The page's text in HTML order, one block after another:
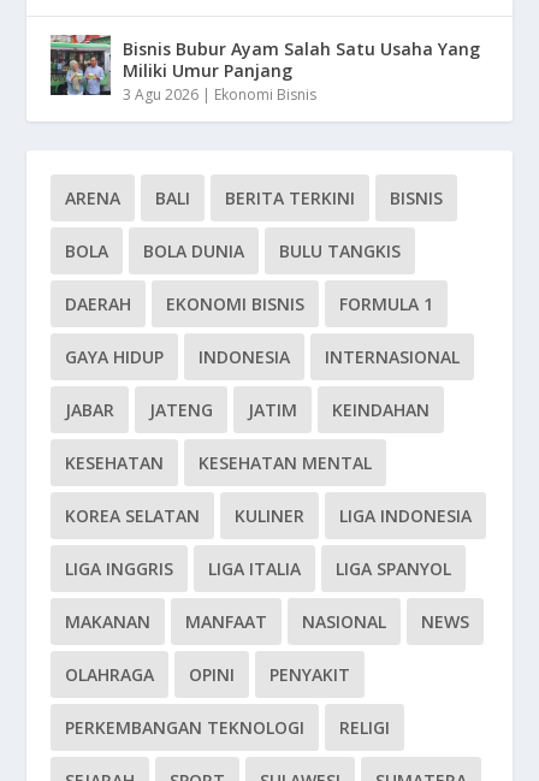
Bisnis Bubur Ayam Salah Satu Usaha Yang
Miliki Umur Panjang
3 Agu 2026 | Ekonomi Bisnis
ARENA BALI BERITA TERKINI BISNIS
BOLA BOLA DUNIA BULU TANGKIS
DAERAH EKONOMI BISNIS FORMULA 1
GAYA HIDUP INDONESIA INTERNASIONAL
JABAR JATENG JATIM KEINDAHAN
KESEHATAN KESEHATAN MENTAL
KOREA SELATAN KULINER LIGA INDONESIA
LIGA INGGRIS LIGA ITALIA LIGA SPANYOL
MAKANAN MANFAAT NASIONAL NEWS
OLAHRAGA OPINI PENYAKIT
PERKEMBANGAN TEKNOLOGI RELIGI